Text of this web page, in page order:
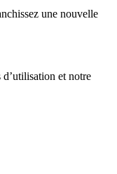
une nouvelle
et notre